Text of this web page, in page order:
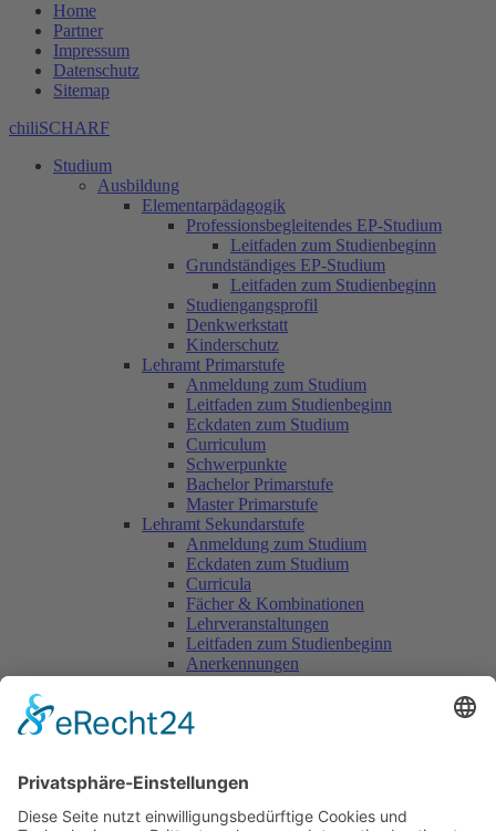
Home
Partner
Impressum
Datenschutz
Sitemap
chiliSCHARF
Studium
Ausbildung
Elementarpädagogik
Professionsbegleitendes EP-Studium
Leitfaden zum Studienbeginn
Grundständiges EP-Studium
Leitfaden zum Studienbeginn
Studiengangsprofil
Denkwerkstatt
Kinderschutz
Lehramt Primarstufe
Anmeldung zum Studium
Leitfaden zum Studienbeginn
Eckdaten zum Studium
Curriculum
Schwerpunkte
Bachelor Primarstufe
Master Primarstufe
Lehramt Sekundarstufe
Anmeldung zum Studium
Eckdaten zum Studium
Curricula
Fächer & Kombinationen
Lehrveranstaltungen
Leitfaden zum Studienbeginn
Anerkennungen
Unsere Lehrenden
PPS Sekundarstufe
Konzepte und Formulare